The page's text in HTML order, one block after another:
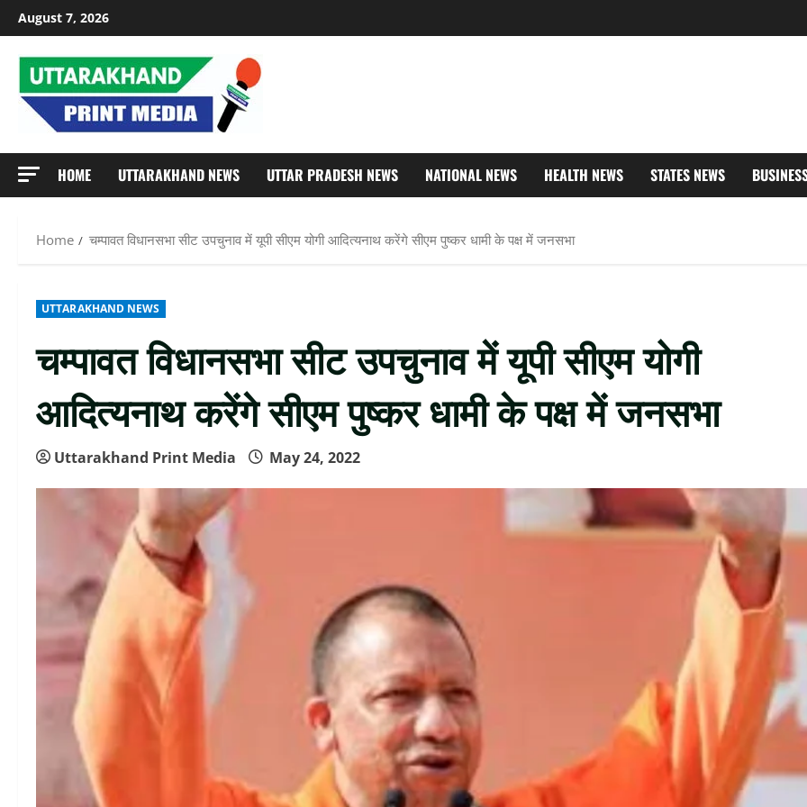
Skip
to
content
August 7, 2026
HOME UTTARAKHAND NEWS UTTAR PRADESH NEWS NATIONAL NEWS HEALTH NEWS STATES NEWS
Home चम्पावत विधानसभा सीट उपचुनाव में यूपी सीएम योगी आदित्यनाथ करेंगे सीएम पुष्कर धामी के पक्ष में जनसभा
UTTARAKHAND NEWS
चम्पावत विधानसभा सीट उपचुनाव में यूपी सीएम योगी
आदित्यनाथ करेंगे सीएम पुष्कर धामी के पक्ष में जनसभा
Uttarakhand Print Media May 24, 2022